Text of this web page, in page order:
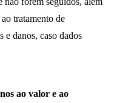
tratamento de
e danos, caso dados
ao valor e ao